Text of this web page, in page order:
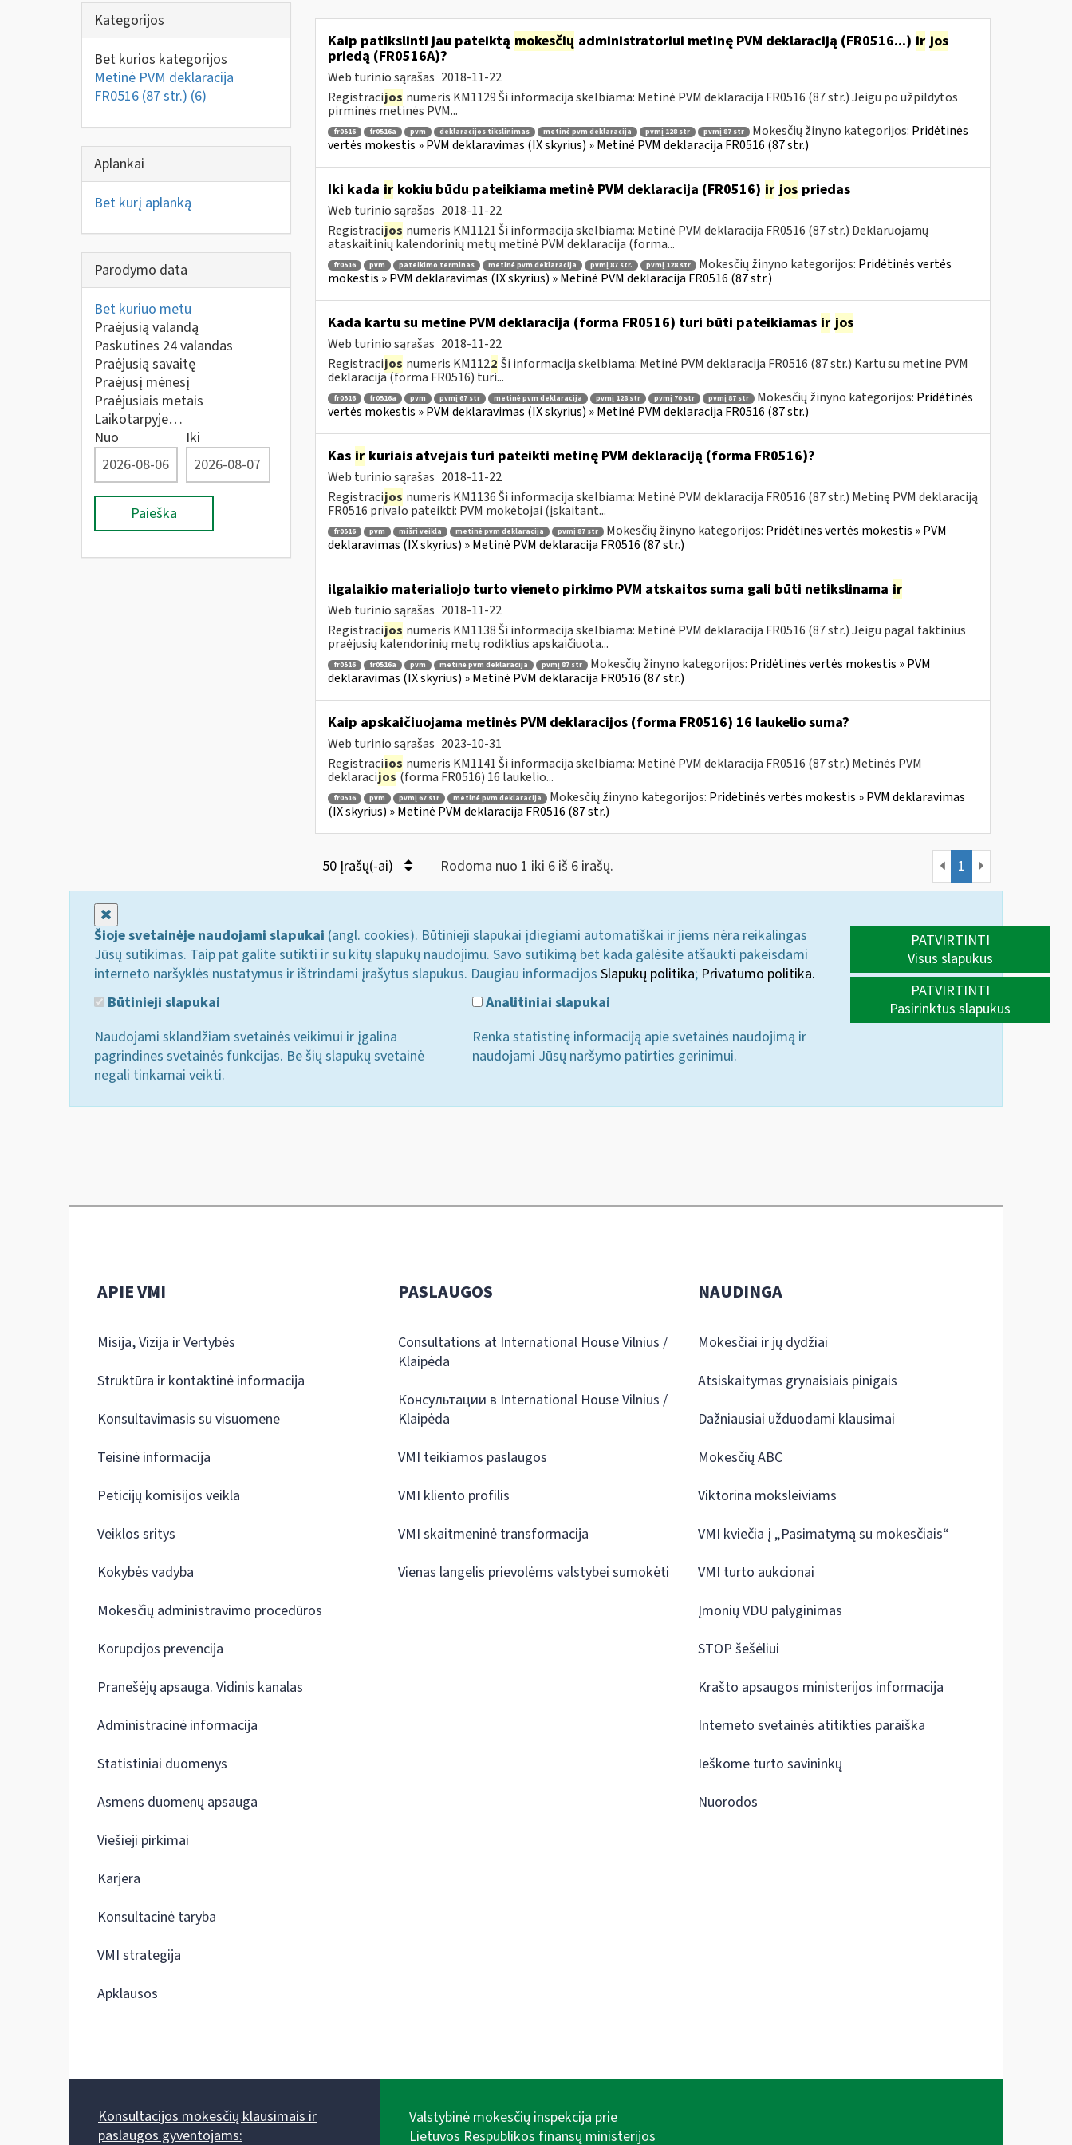
Kategorijos
Bet kurios kategorijos
Metinė PVM deklaracija
FR0516 (87 str.) (6)
Aplankai
Bet kurį aplanką
Parodymo data
Bet kuriuo metu
Praėjusią valandą
Paskutines 24 valandas
Praėjusią savaitę
Praėjusį mėnesį
Praėjusiais metais
Laikotarpyje…
Nuo
Iki
Paieška
Kaip patikslinti jau pateiktą mokesčių administratoriui metinę PVM deklaraciją (FR0516...) ir jos
priedą (FR0516A)?
Web turinio sąrašas 2018-11-22
Registracijos numeris KM1129 Ši informacija skelbiama: Metinė PVM deklaracija FR0516 (87 str.) Jeigu po užpildytos
pirminės metinės PVM...
fr0516 fr0516a pvm deklaracijos tikslinimas metinė pvm deklaracija pvmį 128 str pvmį 87 str Mokesčių žinyno kategorijos: Pridėtinės
vertės mokestis » PVM deklaravimas (IX skyrius) » Metinė PVM deklaracija FR0516 (87 str.)
Iki kada irkokiu būdu pateikiama metinė PVM deklaracija (FR0516) ir jos priedas
Web turinio sąrašas 2018-11-22
Registracijos numeris KM1121 Ši informacija skelbiama: Metinė PVM deklaracija FR0516 (87 str.) Deklaruojamų
ataskaitinių kalendorinių metų metinė PVM deklaracija (forma...
fr0516 pvm pateikimo terminas metinė pvm deklaracija pvmį 87 str. pvmį 128 str Mokesčių žinyno kategorijos: Pridėtinės vertės
mokestis » PVM deklaravimas (IX skyrius) » Metinė PVM deklaracija FR0516 (87 str.)
Kada kartu su metine PVM deklaracija (forma FR0516) turi būti pateikiamas ir jos
Web turinio sąrašas 2018-11-22
Registracijos numeris KM1122 Ši informacija skelbiama: Metinė PVM deklaracija FR0516 (87 str.) Kartu su metine PVM
deklaracija (forma FR0516) turi...
fr0516 fr0516a pvm pvmį 67 str metinė pvm deklaracija pvmį 128 str pvmį 70 str pvmį 87 str Mokesčių žinyno kategorijos: Pridėtinės
vertės mokestis » PVM deklaravimas (IX skyrius) » Metinė PVM deklaracija FR0516 (87 str.)
Kas irkuriais atvejais turi pateikti metinę PVM deklaraciją (forma FR0516)?
Web turinio sąrašas 2018-11-22
Registracijos numeris KM1136 Ši informacija skelbiama: Metinė PVM deklaracija FR0516 (87 str.) Metinę PVM deklaraciją
FR0516 privalo pateikti: PVM mokėtojai (įskaitant...
fr0516 pvm mišri veikla metinė pvm deklaracija pvmį 87 str Mokesčių žinyno kategorijos: Pridėtinės vertės mokestis » PVM
deklaravimas (IX skyrius) » Metinė PVM deklaracija FR0516 (87 str.)
ilgalaikio materialiojo turto vieneto pirkimo PVM atskaitos suma gali būti netikslinama ir
Web turinio sąrašas 2018-11-22
Registracijos numeris KM1138 Ši informacija skelbiama: Metinė PVM deklaracija FR0516 (87 str.) Jeigu pagal faktinius
praėjusių kalendorinių metų rodiklius apskaičiuota...
fr0516 fr0516a pvm metinė pvm deklaracija pvmį 87 str Mokesčių žinyno kategorijos: Pridėtinės vertės mokestis » PVM
deklaravimas (IX skyrius) » Metinė PVM deklaracija FR0516 (87 str.)
Kaip apskaičiuojama metinės PVM deklaracijos (forma FR0516) 16 laukelio suma?
Web turinio sąrašas 2023-10-31
Registracijos numeris KM1141 Ši informacija skelbiama: Metinė PVM deklaracija FR0516 (87 str.) Metinės PVM
deklaracijos(forma FR0516) 16 laukelio...
fr0516 pvm pvmį 67 str metinė pvm deklaracija Mokesčių žinyno kategorijos: Pridėtinės vertės mokestis » PVM deklaravimas
(IX skyrius) » Metinė PVM deklaracija FR0516 (87 str.)
50 Įrašų(-ai) Rodoma nuo 1 iki 6 iš 6 irašų. 1
Šioje svetainėje naudojami slapukai (angl. cookies). Būtinieji slapukai įdiegiami automatiškai ir jiems nėra reikalingas
Jūsų sutikimas. Taip pat galite sutikti ir su kitų slapukų naudojimu. Savo sutikimą bet kada galėsite atšaukti pakeisdami
interneto naršyklės nustatymus ir ištrindami įrašytus slapukus. Daugiau informacijos Slapukų politika; Privatumo politika.
Būtinieji slapukai
Naudojami sklandžiam svetainės veikimui ir įgalina
pagrindines svetainės funkcijas. Be šių slapukų svetainė
negali tinkamai veikti.
Analitiniai slapukai
Renka statistinę informaciją apie svetainės naudojimą ir
naudojami Jūsų naršymo patirties gerinimui.
PATVIRTINTI
Visus slapukus
PATVIRTINTI
Pasirinktus slapukus
APIE VMI
Misija, Vizija ir Vertybės
Struktūra ir kontaktinė informacija
Konsultavimasis su visuomene
Teisinė informacija
Peticijų komisijos veikla
Veiklos sritys
Kokybės vadyba
Mokesčių administravimo procedūros
Korupcijos prevencija
Pranešėjų apsauga. Vidinis kanalas
Administracinė informacija
Statistiniai duomenys
Asmens duomenų apsauga
Viešieji pirkimai
Karjera
Konsultacinė taryba
VMI strategija
Apklausos
PASLAUGOS
Consultations at International House Vilnius /
Klaipėda
Консультации в International House Vilnius /
Klaipėda
VMI teikiamos paslaugos
VMI kliento profilis
VMI skaitmeninė transformacija
Vienas langelis prievolėms valstybei sumokėti
NAUDINGA
Mokesčiai ir jų dydžiai
Atsiskaitymas grynaisiais pinigais
Dažniausiai užduodami klausimai
Mokesčių ABC
Viktorina moksleiviams
VMI kviečia į „Pasimatymą su mokesčiais“
VMI turto aukcionai
Įmonių VDU palyginimas
STOP šešėliui
Krašto apsaugos ministerijos informacija
Interneto svetainės atitikties paraiška
Ieškome turto savininkų
Nuorodos
Konsultacijos mokesčių klausimais ir
paslaugos gyventojams:
Valstybinė mokesčių inspekcija prie
Lietuvos Respublikos finansų ministerijos